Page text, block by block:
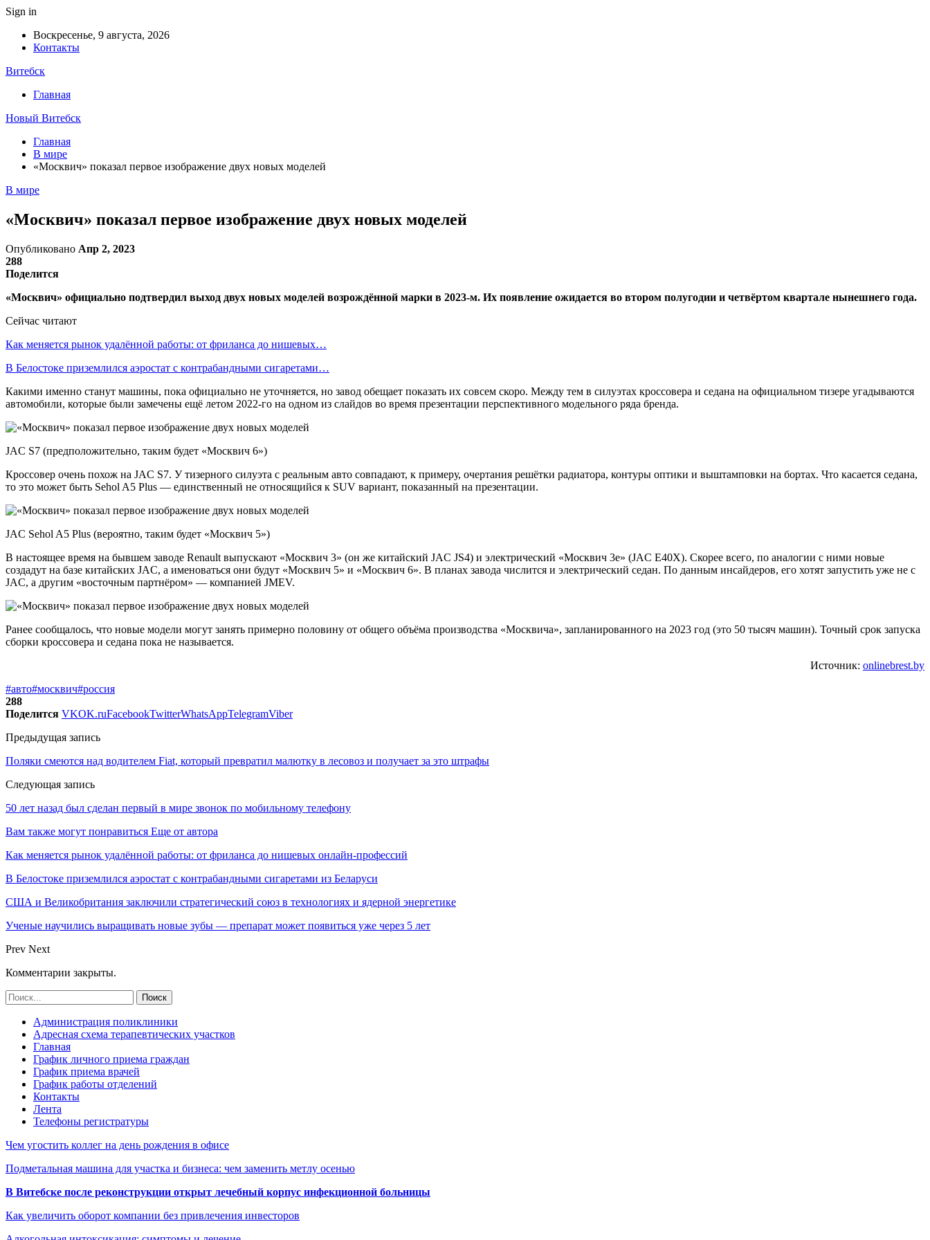
Sign in
Воскресенье, 9 августа, 2026
Контакты
Витебск
Главная
Новый Витебск
Главная
В мире
«Москвич» показал первое изображение двух новых моделей
В мире
«Москвич» показал первое изображение двух новых моделей
Опубликовано Апр 2, 2023
288
Поделится
«Москвич» официально подтвердил выход двух новых моделей возрождённой марки в 2023-м. Их появление ожидается во втором полугодии и четвёртом квартале нынешнего года.
Сейчас читают
Как меняется рынок удалённой работы: от фриланса до нишевых…
В Белостоке приземлился аэростат с контрабандными сигаретами…
Какими именно станут машины, пока официально не уточняется, но завод обещает показать их совсем скоро. Между тем в силуэтах кроссовера и седана на официальном тизере угадываются
автомобили, которые были замечены ещё летом 2022-го на одном из слайдов во время презентации перспективного модельного ряда бренда.
JAC S7 (предположительно, таким будет «Москвич 6»)
Кроссовер очень похож на JAC S7. У тизерного силуэта с реальным авто совпадают, к примеру, очертания решётки радиатора, контуры оптики и выштамповки на бортах. Что касается седана,
то это может быть Sehol A5 Plus — единственный не относящийся к SUV вариант, показанный на презентации.
JAC Sehol A5 Plus (вероятно, таким будет «Москвич 5»)
В настоящее время на бывшем заводе Renault выпускают «Москвич 3» (он же китайский JAC JS4) и электрический «Москвич 3e» (JAC E40X). Скорее всего, по аналогии с ними новые
создадут на базе китайских JAC, а именоваться они будут «Москвич 5» и «Москвич 6». В планах завода числится и электрический седан. По данным инсайдеров, его хотят запустить уже не с
JAC, а другим «восточным партнёром» — компанией JMEV.
Ранее сообщалось, что новые модели могут занять примерно половину от общего объёма производства «Москвича», запланированного на 2023 год (это 50 тысяч машин). Точный срок запуска
сборки кроссовера и седана пока не называется.
Источник: onlinebrest.by
#авто#москвич#россия
288
Поделится VKOK.ruFacebookTwitterWhatsAppTelegramViber
Предыдущая запись
Поляки смеются над водителем Fiat, который превратил малютку в лесовоз и получает за это штрафы
Следующая запись
50 лет назад был сделан первый в мире звонок по мобильному телефону
Вам также могут понравиться Еще от автора
Как меняется рынок удалённой работы: от фриланса до нишевых онлайн-профессий
В Белостоке приземлился аэростат с контрабандными сигаретами из Беларуси
США и Великобритания заключили стратегический союз в технологиях и ядерной энергетике
Ученые научились выращивать новые зубы — препарат может появиться уже через 5 лет
Prev Next
Комментарии закрыты.
Администрация поликлиники
Адресная схема терапевтических участков
Главная
График личного приема граждан
График приема врачей
График работы отделений
Контакты
Лента
Телефоны регистратуры
Чем угостить коллег на день рождения в офисе
Подметальная машина для участка и бизнеса: чем заменить метлу осенью
В Витебске после реконструкции открыт лечебный корпус инфекционной больницы
Как увеличить оборот компании без привлечения инвесторов